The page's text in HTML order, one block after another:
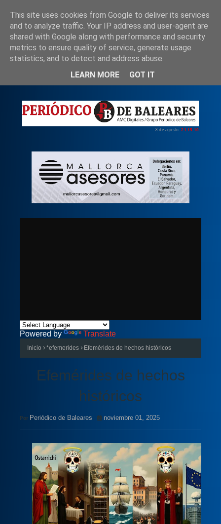
Inicio Nosotros Política de privacidad
8 de agosto 21:15:11
Powered by Translate
Inicio *efemerides Efemérides de hechos históricos
Efemérides de hechos
históricos
Periódico de Baleares noviembre 01, 2025
This site uses cookies from Google to deliver its services
and to analyze traffic. Your IP address and user-agent are
shared with Google along with performance and security
metrics to ensure quality of service, generate usage
statistics, and to detect and address abuse.
LEARN MORE
GOT IT